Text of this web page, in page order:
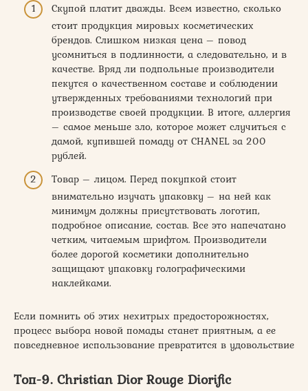
Скупой платит дважды. Всем известно, сколько
стоит продукция мировых косметических
брендов. Слишком низкая цена – повод
усомниться в подлинности, а следовательно, и в
качестве. Вряд ли подпольные производители
пекутся о качественном составе и соблюдении
утвержденных требованиями технологий при
производстве своей продукции. В итоге, аллергия
– самое меньше зло, которое может случиться с
дамой, купившей помаду от CHANEL за 200
рублей.
Товар – лицом. Перед покупкой стоит
внимательно изучать упаковку – на ней как
минимум должны присутствовать логотип,
подробное описание, состав. Все это напечатано
четким, читаемым шрифтом. Производители
более дорогой косметики дополнительно
защищают упаковку голографическими
наклейками.
Если помнить об этих нехитрых предосторожностях,
процесс выбора новой помады станет приятным, а ее
повседневное использование превратится в удовольствие
Топ-9. Christian Dior Rouge Diorific